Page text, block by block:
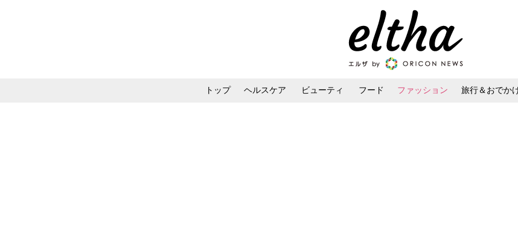
トップ ヘルスケア ビューティ フード ファッション 旅行＆おでか